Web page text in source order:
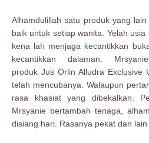
Alhamdulillah satu produk yang
baik untuk setiap wanita. Yelah
kena lah menjaga kecantikkan
kecantikkan dalaman.
produk Jus Orlin Alludra Exclusive
telah mencubanya. Walaupun
rasa khasiat yang dibekalkan.
Mrsyanie bertambah tenaga,
disiang hari. Rasanya pekat dan lain